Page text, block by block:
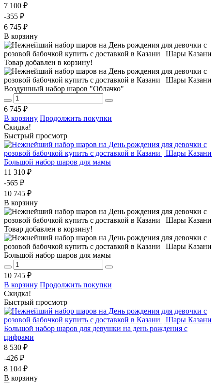
7 100 ₽
-355 ₽
6 745 ₽
В корзину
Товар добавлен в корзину!
Воздушный набор шаров "Облачко"
6 745 ₽
В корзину Продолжить покупки
Скидка!
Быстрый просмотр
Большой набор шаров для мамы
11 310 ₽
-565 ₽
10 745 ₽
В корзину
Товар добавлен в корзину!
Большой набор шаров для мамы
10 745 ₽
В корзину Продолжить покупки
Скидка!
Быстрый просмотр
Большой набор шаров для девушки на день рождения с
цифрами
8 530 ₽
-426 ₽
8 104 ₽
В корзину